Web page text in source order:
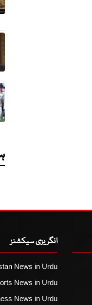
انگریزی سیکشنز
News in Urdu
News in Urdu
News in Urdu